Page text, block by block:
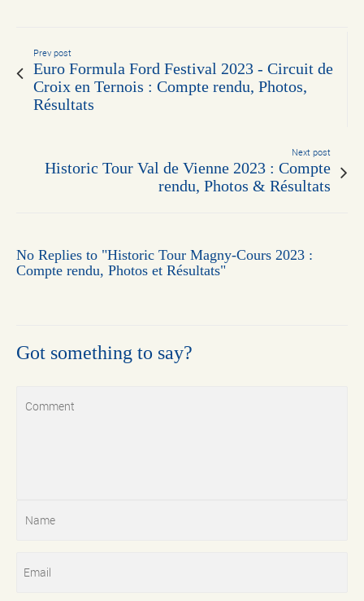
Prev post
Euro Formula Ford Festival 2023 - Circuit de
Croix en Ternois : Compte rendu, Photos,
Résultats
Next post
Historic Tour Val de Vienne 2023 : Compte
rendu, Photos & Résultats
No Replies to "Historic Tour Magny-Cours 2023 :
Compte rendu, Photos et Résultats"
Got something to say?